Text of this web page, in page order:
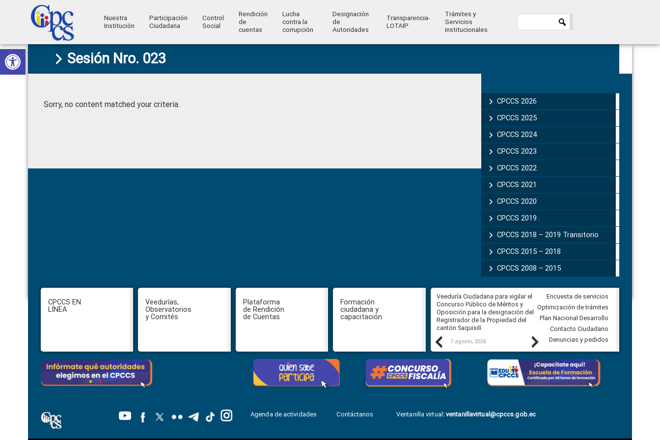
Abrir barra de herramientas
Skip
to
primary
Skip
to
main
Skip
to
primary
Skip
to
footer
Consejo
Ciudadana
Construyendo
Ciudadano
Nuestra
Institución
Participación
Ciudadana
Control
Social
Rendición
de
cuentas
Lucha
contra la
corrupción
Designación
de
Autoridades
Transparencia-
LOTAIP
Trámites y
Servicios
institucionales
Sesión Nro. 023
Sorry, no content matched your criteria.
Sidebar
CPCCS 2026
CPCCS 2025
CPCCS 2024
CPCCS 2023
CPCCS 2022
CPCCS 2021
CPCCS 2020
CPCCS 2019 .
CPCCS 2018 – 2019 Transitorio
CPCCS 2015 – 2018
CPCCS 2008 – 2015
Footer
CPCCS EN
LÍNEA
Veedurías,
Observatorios
y Comités
Plataforma
de Rendición
de Cuentas
Formación
ciudadana y
capacitación
Previous
Veeduría para designación de la
autoridad de la SOT
Veeduría Ciudadana para vigilar el
Concurso Público de Méritos y
Oposición para la designación del
Registrador de la Propiedad del
cantón Saquisilí
7 agosto, 2026
Veeduría Ciudadana para vigilar la
construcción del asfaltado de
Ballenita del cantón Santa Elena
7 agosto, 2026
Next
Encuesta de servicios
Optimización de trámites
Plan Nacional Desarrollo
Contacto Ciudadano
Denuncias y pedidos
Agenda de actividades Contáctanos Ventanilla virtual:ventanillavirtual@cpccs.gob.ec